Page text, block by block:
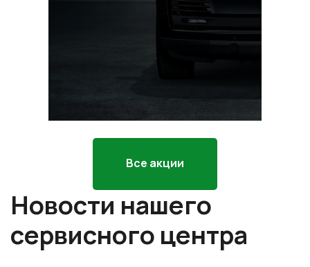
Все акции
Новости нашего
сервисного центра